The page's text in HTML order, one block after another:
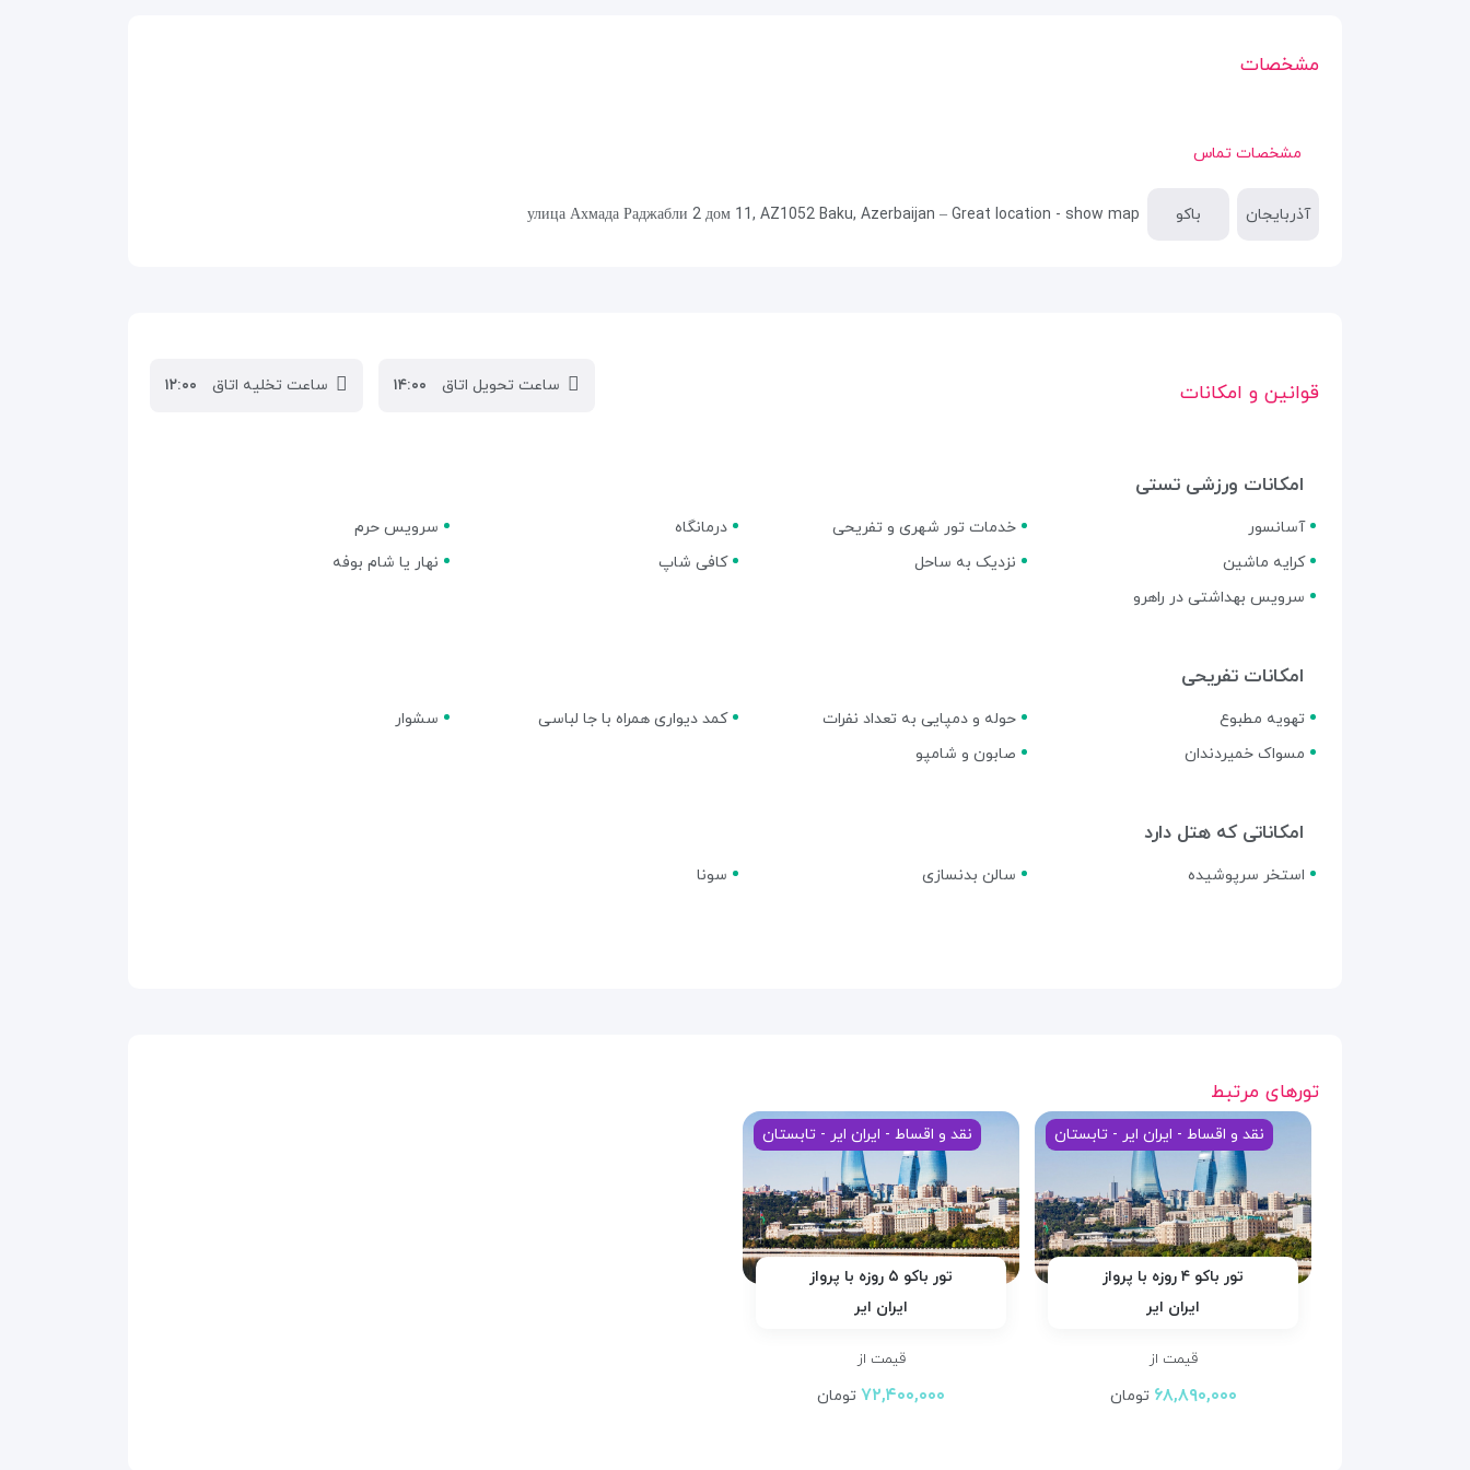
مشخصات
مشخصات تماس
آذربایجان باکو улица Ахмада Раджабли 2 дом 11, AZ1052 Baku, Azerbaijan – Great location - show map
قوانین و امکانات ساعت تحویل اتاق ۱۴:۰۰ ساعت تخلیه اتاق ۱۲:۰۰
امکانات ورزشی تستی
آسانسور خدمات تور شهری و تفریحی درمانگاه
سرویس حرم
کرایه ماشین
نزدیک به ساحل کافی شاپ
نهار یا شام بوفه
سرویس بهداشتی در راهرو
امکانات تفریحی
تهویه مطبوع حوله و دمپایی به تعداد نفرات کمد دیواری همراه با جا لباسی
سشوار
مسواک خمیردندان
صابون و شامپو
امکاناتی که هتل دارد
استخر سرپوشیده سالن بدنسازی سونا
تورهای مرتبط
نقد و اقساط - ایران ایر - تابستان
تور باکو ۴ روزه با پرواز
ایران ایر
قیمت از
۶۸,۸۹۰,۰۰۰ تومان
نقد و اقساط - ایران ایر - تابستان
تور باکو ۵ روزه با پرواز
ایران ایر
قیمت از
۷۲,۴۰۰,۰۰۰ تومان